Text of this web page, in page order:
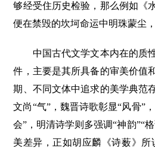
够经受住历史检验，那么例如《
便在禁毁的坎坷命运中明珠蒙尘
中国古代文学文本内在的质
件，主要是其所具备的审美价值
期、不同文体中追求的美学典范
文尚“气”，魏晋诗歌彰显“风骨”
会”，明清诗学则多强调“神韵”“
美差异，正如胡应麟《诗薮》所